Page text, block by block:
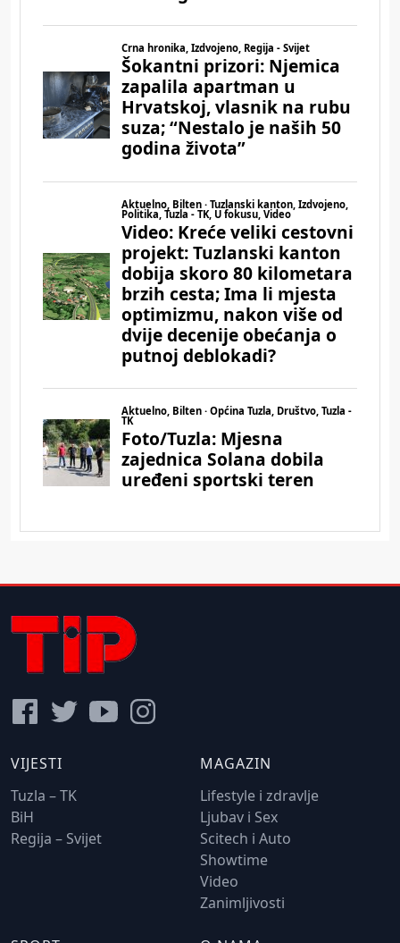
VIJESTI
Tuzla – TK
BiH
Regija – Svijet
MAGAZIN
Lifestyle i zdravlje
Ljubav i Sex
Scitech i Auto
Showtime
Video
Zanimljivosti